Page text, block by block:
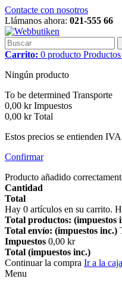
Contacte con nosotros
Llámanos ahora: 021-555 66
Carrito: 0 producto Productos
Ningún producto
To be determined Transporte
0,00 kr Impuestos
0,00 kr Total
Estos precios se entienden
Confirmar
Producto añadido
Cantidad
Total
Hay 0 artículos en su carrito.
Total productos: (impuestos
Total envío: (impuestos inc.)
Impuestos 0,00 kr
Total (impuestos inc.)
Continuar la compra Ir a la caja
Menu